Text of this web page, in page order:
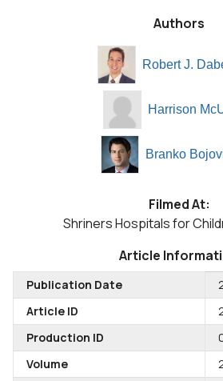
Authors
Robert J.
Harrison
Branko
Filmed At:
Shriners Hospitals for
Article
Publication Date
Article ID
Production ID
Volume